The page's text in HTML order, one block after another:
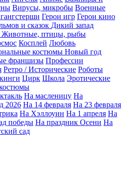
Вирусы, микробы Военные
Герои игр Герои кино
и сказок Дикий запад
Животные, птицы, рыбы
Косплей Любовь
костюмы Новый год
франшизы Профессии
Ретро / Исторические Роботы
Цирк Школа Эротические
На масленицу На
2026 На 14 февраля На 23 февраля
На Хэллоуин На 1 апреля На
победы На праздник Осени На
сад